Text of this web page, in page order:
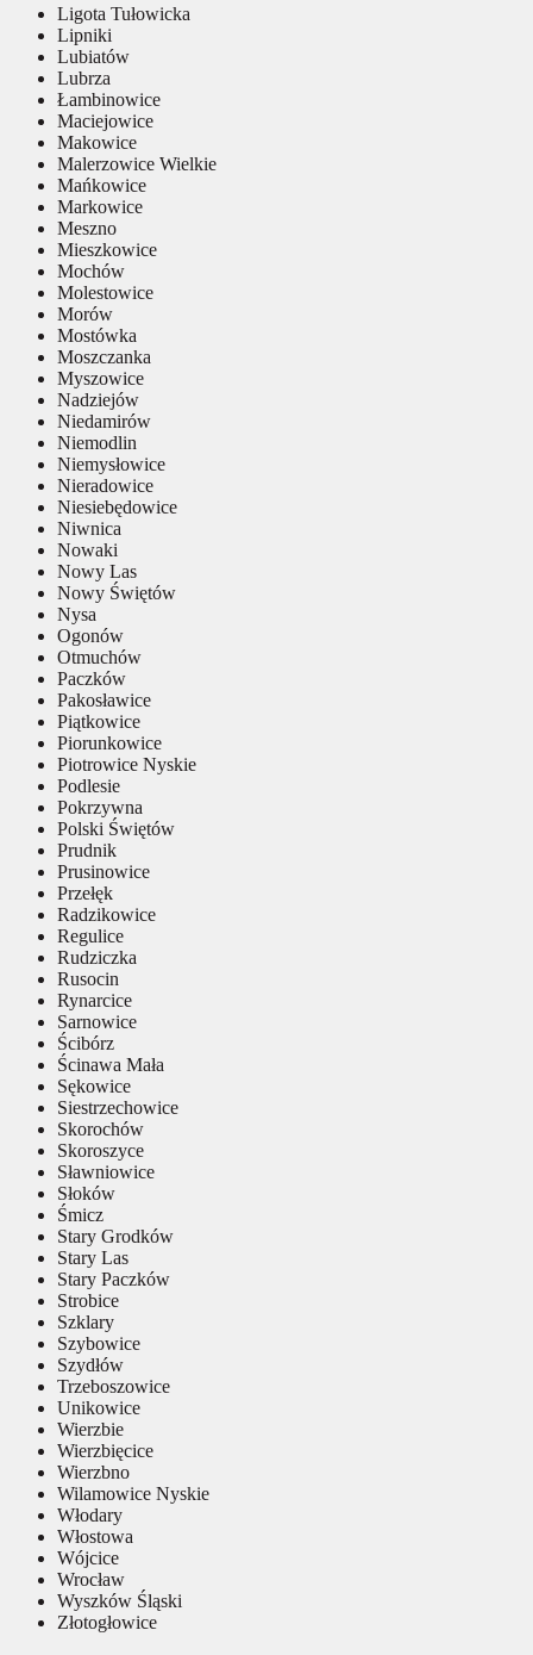
Ligota Tułowicka
Lipniki
Lubiatów
Lubrza
Łambinowice
Maciejowice
Makowice
Malerzowice Wielkie
Mańkowice
Markowice
Meszno
Mieszkowice
Mochów
Molestowice
Morów
Mostówka
Moszczanka
Myszowice
Nadziejów
Niedamirów
Niemodlin
Niemysłowice
Nieradowice
Niesiebędowice
Niwnica
Nowaki
Nowy Las
Nowy Świętów
Nysa
Ogonów
Otmuchów
Paczków
Pakosławice
Piątkowice
Piorunkowice
Piotrowice Nyskie
Podlesie
Pokrzywna
Polski Świętów
Prudnik
Prusinowice
Przełęk
Radzikowice
Regulice
Rudziczka
Rusocin
Rynarcice
Sarnowice
Ścibórz
Ścinawa Mała
Sękowice
Siestrzechowice
Skorochów
Skoroszyce
Sławniowice
Słoków
Śmicz
Stary Grodków
Stary Las
Stary Paczków
Strobice
Szklary
Szybowice
Szydłów
Trzeboszowice
Unikowice
Wierzbie
Wierzbięcice
Wierzbno
Wilamowice Nyskie
Włodary
Włostowa
Wójcice
Wrocław
Wyszków Śląski
Złotogłowice